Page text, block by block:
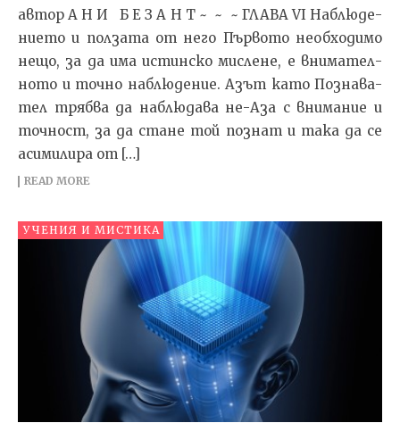
автор А Н И Б Е З А Н Т ~ ~ ~ ГЛА­ВА VI Наб­лю­де­
ни­е­то и пол­за­та от не­го Пър­во­то не­об­хо­ди­мо
не­що, за да има ис­тин­с­ко мис­ле­не, е вни­ма­тел­
но­то и точ­но наб­лю­де­ние. Азът ка­то Поз­на­ва­
тел тряб­ва да наб­лю­да­ва не-Аза с вни­ма­ние и
точ­ност, за да ста­не той поз­нат и та­ка да се
аси­ми­ли­ра от […]
READ MORE
УЧЕНИЯ И МИСТИКА